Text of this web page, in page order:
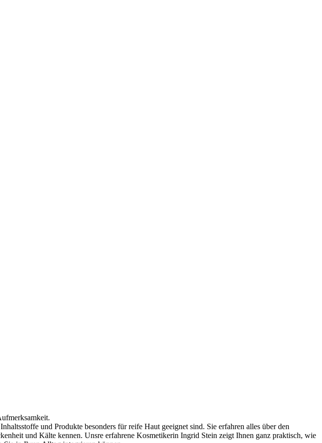
und Produkte besonders für reife Haut geeignet sind. Sie erfahren alles über den
und Kälte kennen. Unsre erfahrene Kosmetikerin Ingrid Stein zeigt Ihnen ganz praktisch, wie